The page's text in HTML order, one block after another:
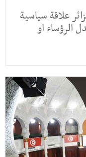
علاقة سياسية
الرؤساء او